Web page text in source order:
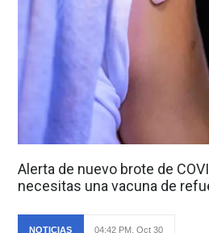
Alerta de nuevo brote de
necesitas una vacuna de
NOTICIAS 04:42 PM, Oct 30